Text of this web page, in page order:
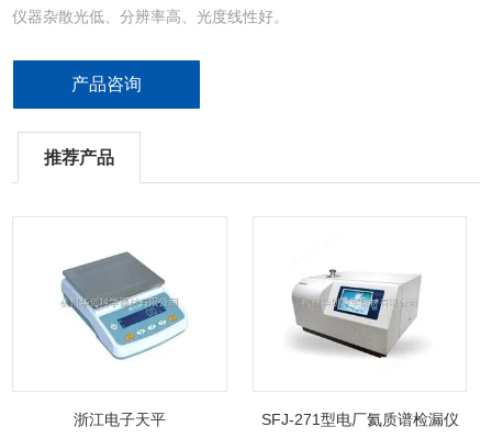
仪器杂散光低、分辨率高、光度线性好。
具有*的自动修正波长误差、光源自动切换等功能，保证了仪器的测试
产品咨询
推荐产品
浙江电子天平 SFJ-271型电厂氦质谱检漏仪